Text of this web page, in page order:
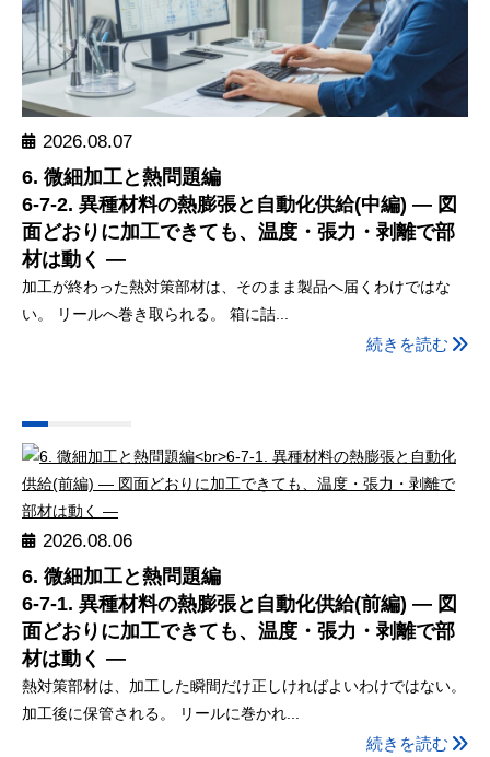
2026.08.07
6. 微細加工と熱問題編
6-7-2. 異種材料の熱膨張と自動化供給(中編) ― 図
面どおりに加工できても、温度・張力・剥離で部
材は動く ―
加工が終わった熱対策部材は、そのまま製品へ届くわけではな
い。 リールへ巻き取られる。 箱に詰...
続きを読む
2026.08.06
6. 微細加工と熱問題編
6-7-1. 異種材料の熱膨張と自動化供給(前編) ― 図
面どおりに加工できても、温度・張力・剥離で部
材は動く ―
熱対策部材は、加工した瞬間だけ正しければよいわけではない。
加工後に保管される。 リールに巻かれ...
続きを読む